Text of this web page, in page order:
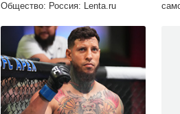
Общество: Россия: Lenta.ru